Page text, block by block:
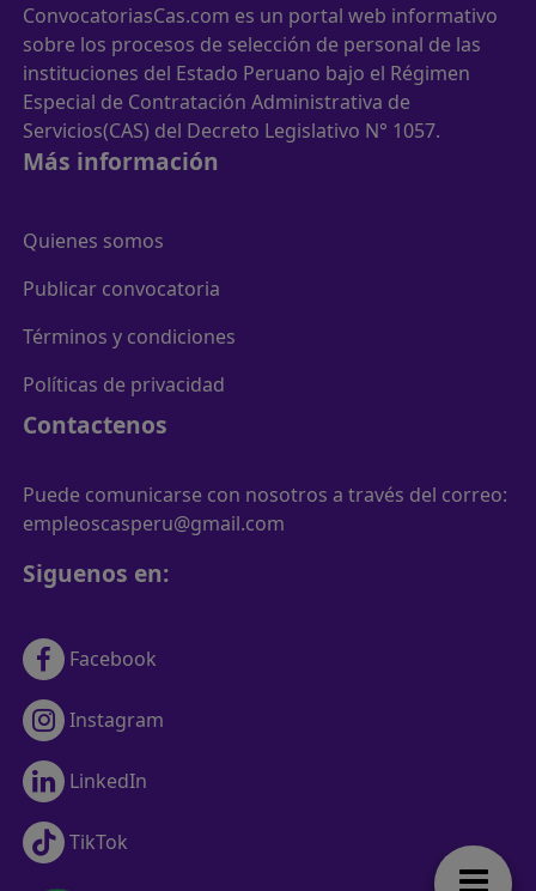
ConvocatoriasCas.com es un portal web informativo
sobre los procesos de selección de personal de las
instituciones del Estado Peruano bajo el Régimen
Especial de Contratación Administrativa de
Servicios(CAS) del Decreto Legislativo N° 1057.
Más información
Quienes somos
Publicar convocatoria
Términos y condiciones
Políticas de privacidad
Contactenos
Puede comunicarse con nosotros a través del correo:
empleoscasperu@gmail.com
Siguenos en:
Facebook
Instagram
LinkedIn
TikTok